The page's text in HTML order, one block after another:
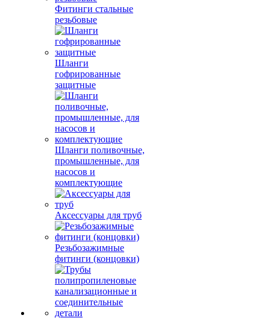
Фитинги стальные
резьбовые
Шланги
гофрированные
защитные
Шланги поливочные,
промышленные, для
насосов и
комплектующие
Аксессуары для труб
Резьбозажимные
фитинги (концовки)